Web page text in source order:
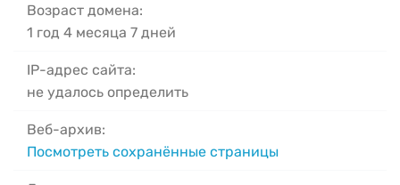
Возраст домена:
1 год 4 месяца 7 дней
IP-адрес сайта:
не удалось определить
Веб-архив:
Посмотреть сохранённые страницы